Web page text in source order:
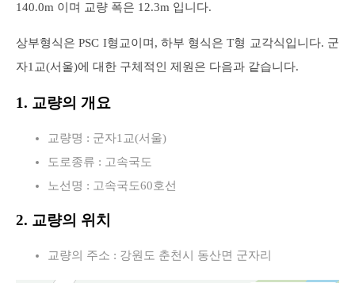
140.0m 이며 교량 폭은 12.3m 입니다.
상부형식은 PSC I형교이며, 하부 형식은 T형 교각식입니다. 군
자1교(서울)에 대한 구체적인 제원은 다음과 같습니다.
1. 교량의 개요
교량명 : 군자1교(서울)
도로종류 : 고속국도
노선명 : 고속국도60호선
2. 교량의 위치
교량의 주소 : 강원도 춘천시 동산면 군자리